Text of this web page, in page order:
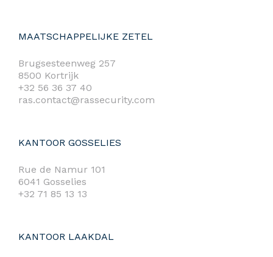
MAATSCHAPPELIJKE ZETEL
Brugsesteenweg 257
8500 Kortrijk
+32 56 36 37 40
ras.contact@rassecurity.com
KANTOOR GOSSELIES
Rue de Namur 101
6041 Gosselies
+32 71 85 13 13
KANTOOR LAAKDAL